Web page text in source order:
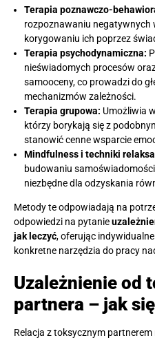
Terapia poznawczo-
rozpoznawaniu negatywnych
korygowaniu ich poprzez
Terapia psychodynamiczna:
nieświadomych procesów
samooceny, co prowadzi do
mechanizmów zależności.
Terapia grupowa: Umożliwia
którzy borykają się z
stanowić cenne wsparcie
Mindfulness i techniki
budowaniu
niezbędne dla odzyskania
Metody te odpowiadają na
odpowiedzi na pytanie
jak leczyć, oferując
konkretne narzędzia do pracy
Uzależnienie od
partnera – jak
Relacja z toksycznym